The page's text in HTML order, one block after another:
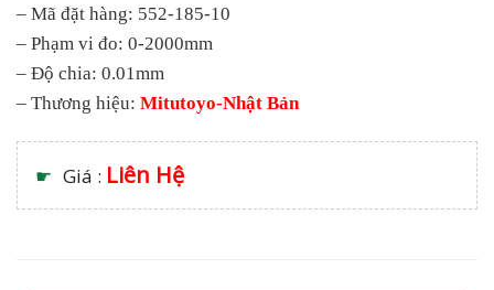
– Mã đặt hàng: 552-185-10
– Phạm vi đo: 0-2000mm
– Độ chia: 0.01mm
– Thương hiệu: Mitutoyo-Nhật Bản
☛ Giá : Liên Hệ